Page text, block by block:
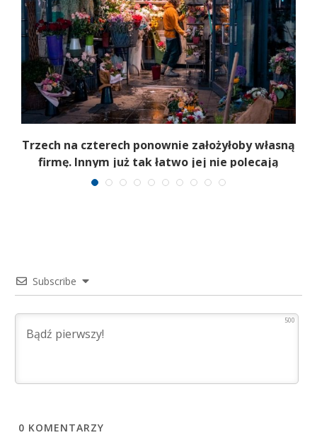
Trzech na czterech ponownie założyłoby własną
firmę. Innym już tak łatwo jej nie polecają
Subscribe
500
0 KOMENTARZY